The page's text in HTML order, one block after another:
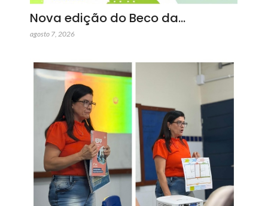
Nova edição do Beco da…
agosto 7, 2026